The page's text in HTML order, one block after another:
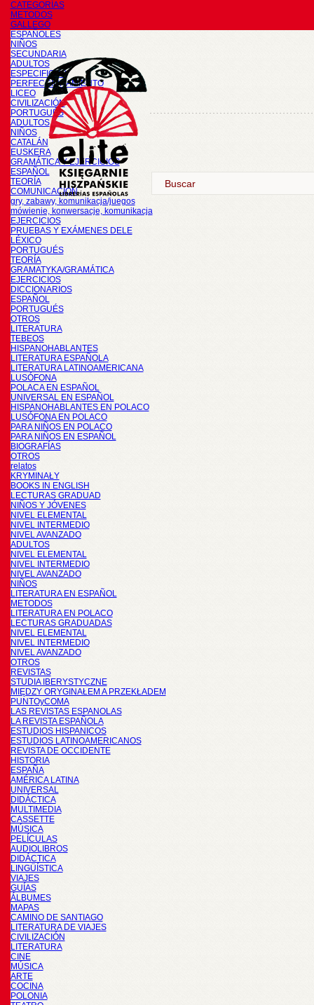
CATEGORÍAS
METODOS
GALLEGO
ESPAÑOLES
NIÑOS
SECUNDARIA
ADULTOS
ESPECIFICOS
PERFECCIONAMIENTO
LICEO
CIVILIZACIÓN
PORTUGUÉS
ADULTOS
NIÑOS
CATALÁN
EUSKERA
GRAMÁTICA Y EJERCICIOS
ESPAÑOL
TEORÍA
COMUNICACIÓN
gry, zabawy, komunikacja/juegos
mówienie, konwersacje, komunikacja
EJERCICIOS
PRUEBAS Y EXÁMENES DELE
LÉXICO
PORTUGUÉS
TEORÍA
GRAMATYKA/GRAMÁTICA
EJERCICIOS
DICCIONARIOS
ESPAÑOL
PORTUGUÉS
OTROS
LITERATURA
TEBEOS
HISPANOHABLANTES
LITERATURA ESPAÑOLA
LITERATURA LATINOAMERICANA
LUSÓFONA
POLACA EN ESPAÑOL
UNIVERSAL EN ESPAÑOL
HISPANOHABLANTES EN POLACO
LUSÓFONA EN POLACO
PARA NIÑOS EN POLACO
PARA NIÑOS EN ESPAÑOL
BIOGRAFÍAS
OTROS
relatos
KRYMINAŁY
BOOKS IN ENGLISH
LECTURAS GRADUAD
NIÑOS Y JÓVENES
NIVEL ELEMENTAL
NIVEL INTERMEDIO
NIVEL AVANZADO
ADULTOS
NIVEL ELEMENTAL
NIVEL INTERMEDIO
NIVEL AVANZADO
NIÑOS
LITERATURA EN ESPAÑOL
METODOS
LITERATURA EN POLACO
LECTURAS GRADUADAS
NIVEL ELEMENTAL
NIVEL INTERMEDIO
NIVEL AVANZADO
OTROS
REVISTAS
STUDIA IBERYSTYCZNE
MIĘDZY ORYGINAŁEM A PRZEKŁADEM
PUNTOyCOMA
LAS REVISTAS ESPANOLAS
LA REVISTA ESPAÑOLA
ESTUDIOS HISPANICOS
ESTUDIOS LATINOAMERICANOS
REVISTA DE OCCIDENTE
HISTORIA
ESPAÑA
AMÉRICA LATINA
UNIVERSAL
DIDÁCTICA
MULTIMEDIA
CASSETTE
MÚSICA
PELÍCULAS
AUDIOLIBROS
DIDÁCTICA
LINGÜÍSTICA
VIAJES
GUÍAS
ÁLBUMES
MAPAS
CAMINO DE SANTIAGO
LITERATURA DE VIAJES
CIVILIZACIÓN
LITERATURA
CINE
MÚSICA
ARTE
COCINA
POLONIA